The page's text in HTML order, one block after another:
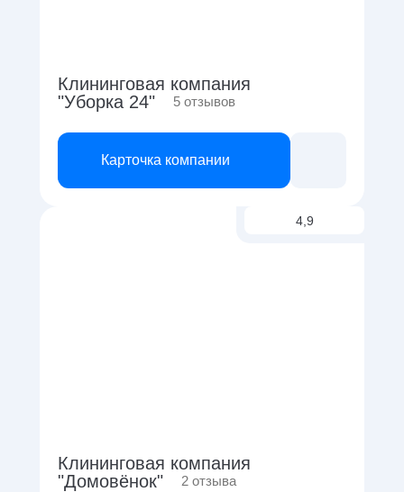
Клининговая компания
"Уборка 24"
5 отзывов
Карточка компании
4,9
Клининговая компания
"Домовёнок"
2 отзыва